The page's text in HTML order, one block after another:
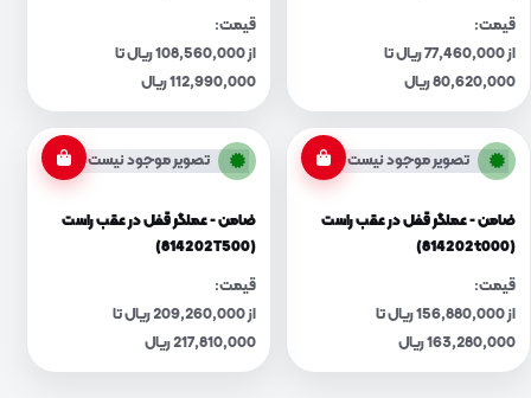
قیمت:
از 77,460,000 ریال تا
80,620,000 ریال
قیمت:
از 108,560,000 ریال تا
112,990,000 ریال
تصویر موجود نیست
ضامن - عملگر قفل در عقب راست
(814202t000)
قیمت:
از 156,880,000 ریال تا
163,280,000 ریال
تصویر موجود نیست
ضامن - عملگر قفل در عقب راست
(814202T500)
قیمت:
از 209,260,000 ریال تا
217,810,000 ریال